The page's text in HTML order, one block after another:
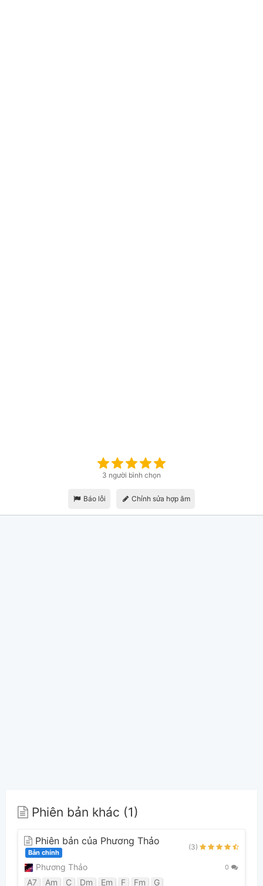
3 người bình chọn
Báo lỗi Chỉnh sửa hợp âm
Phiên bản khác (1)
Phiên bản của Phương Thảo
Bản chính
(3)
Phương Thảo 0
A7 Am C Dm Em F Fm G